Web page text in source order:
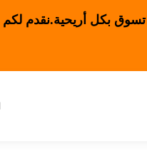
تسوق بكل أريحية.نقدم لكم